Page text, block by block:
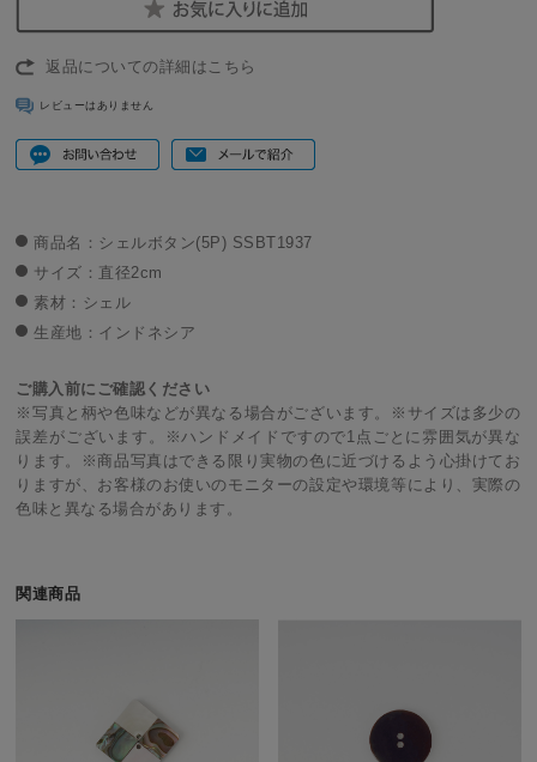
返品についての詳細はこちら
レビューはありません
商品名：シェルボタン(5P) SSBT1937
サイズ：直径2cm
素材：シェル
生産地：インドネシア
ご購入前にご確認ください
※写真と柄や色味などが異なる場合がございます。※サイズは多少の
誤差がございます。※ハンドメイドですので1点ごとに雰囲気が異な
ります。※商品写真はできる限り実物の色に近づけるよう心掛けてお
りますが、お客様のお使いのモニターの設定や環境等により、実際の
色味と異なる場合があります。
関連商品